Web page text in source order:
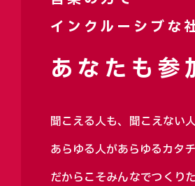
インクルーシブな
あなたも参
聞こえる人も、聞こえない
あらゆる人があらゆるカタ
だからこそみんなでつくり